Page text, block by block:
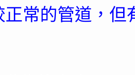
正常的管道，